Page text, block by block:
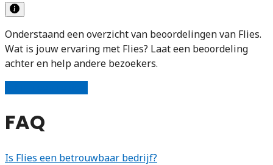
Onderstaand een overzicht van beoordelingen van Flies.
Wat is jouw ervaring met Flies? Laat een beoordeling
achter en help andere bezoekers.
FAQ
Is Flies een betrouwbaar bedrijf?